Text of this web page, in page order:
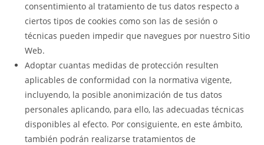
consentimiento al tratamiento de tus datos respecto a
ciertos tipos de cookies como son las de sesión o
técnicas pueden impedir que navegues por nuestro Sitio
Web.
Adoptar cuantas medidas de protección resulten
aplicables de conformidad con la normativa vigente,
incluyendo, la posible anonimización de tus datos
personales aplicando, para ello, las adecuadas técnicas
disponibles al efecto. Por consiguiente, en este ámbito,
también podrán realizarse tratamientos de